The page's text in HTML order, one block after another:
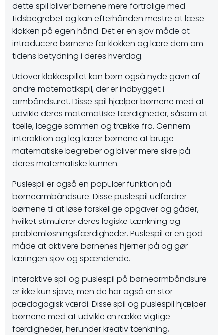
dette spil bliver børnene mere fortrolige med
tidsbegrebet og kan efterhånden mestre at læse
klokken på egen hånd. Det er en sjov måde at
introducere børnene for klokken og lære dem om
tidens betydning i deres hverdag.
Udover klokkespillet kan børn også nyde gavn af
andre matematikspil, der er indbygget i
armbåndsuret. Disse spil hjælper børnene med at
udvikle deres matematiske færdigheder, såsom at
tælle, lægge sammen og trække fra. Gennem
interaktion og leg lærer børnene at bruge
matematiske begreber og bliver mere sikre på
deres matematiske kunnen.
Puslespil er også en populær funktion på
børnearmbåndsure. Disse puslespil udfordrer
børnene til at løse forskellige opgaver og gåder,
hvilket stimulerer deres logiske tænkning og
problemløsningsfærdigheder. Puslespil er en god
måde at aktivere børnenes hjerner på og gør
læringen sjov og spændende.
Interaktive spil og puslespil på børnearmbåndsure
er ikke kun sjove, men de har også en stor
pædagogisk værdi. Disse spil og puslespil hjælper
børnene med at udvikle en række vigtige
færdigheder, herunder kreativ tænkning,